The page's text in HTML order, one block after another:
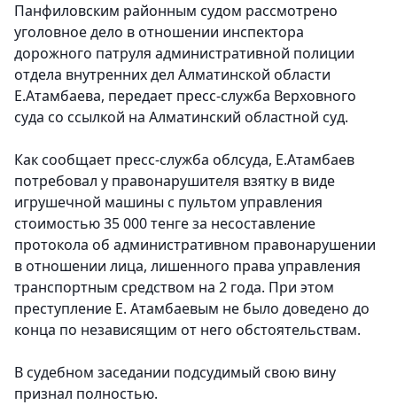
Панфиловским районным судом рассмотрено
уголовное дело в отношении инспектора
дорожного патруля административной полиции
отдела внутренних дел Алматинской области
Е.Атамбаева, передает пресс-служба Верховного
суда со ссылкой на Алматинский областной суд.
Как сообщает пресс-служба облсуда, Е.Атамбаев
потребовал у правонарушителя взятку в виде
игрушечной машины с пультом управления
стоимостью 35 000 тенге за несоставление
протокола об административном правонарушении
в отношении лица, лишенного права управления
транспортным средством на 2 года. При этом
преступление Е. Атамбаевым не было доведено до
конца по независящим от него обстоятельствам.
В судебном заседании подсудимый свою вину
признал полностью.